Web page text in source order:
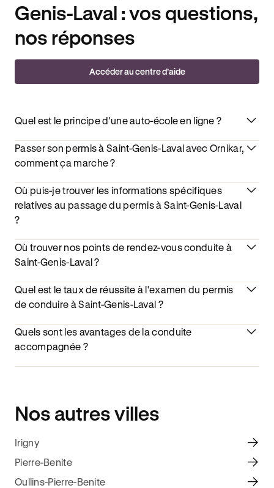
Genis-Laval : vos questions,
nos réponses
Accéder au centre d’aide
Quel est le principe d'une auto-école en ligne ?
Passer son permis à Saint-Genis-Laval avec Ornikar,
comment ça marche ?
Où puis-je trouver les informations spécifiques
relatives au passage du permis à Saint-Genis-Laval
?
Où trouver nos points de rendez-vous conduite à
Saint-Genis-Laval ?
Quel est le taux de réussite à l'examen du permis
de conduire à Saint-Genis-Laval ?
Quels sont les avantages de la conduite
accompagnée ?
Nos autres villes
Irigny
Pierre-Benite
Oullins-Pierre-Benite